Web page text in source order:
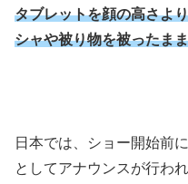
タブレットを顔の高さよ
シャや被り物を被ったま
日本では、ショー開始前
としてアナウンスが行わ